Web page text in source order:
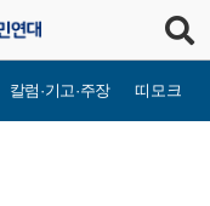
칼럼·기고·주장 띠모크라